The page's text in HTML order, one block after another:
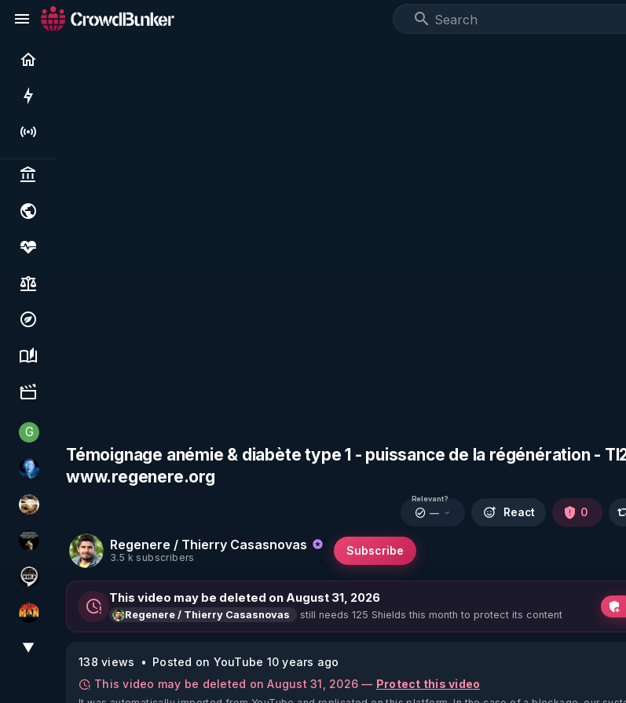
Live
Politics & institutions
Society, justice & freedoms
Economy, environment & technology
Science, history & spirituality
Culture, media & entertainment
G Generousbear
AH2020
patatrak
Infos et vérité
Notre Réalité Est Falsifiée Et Fausse
OHM ÉGA MAN
▼
Témoignage anémie & diabète type 1 - puissance de la régénération -
www.regenere.org
Regenere / Thierry Casasnovas
3.5 k subscribers
Subscribe
Relevant?
— React 0
This video may be deleted on August 31, 2026
Regenere / Thierry Casasnovas still needs 125 Shields this month to protect its content
138 views
Posted on YouTube 10 years ago
This video may be deleted on August 31, 2026 — Protect this video